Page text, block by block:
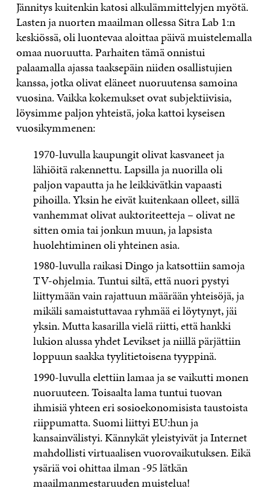
Jännitys kuitenkin katosi alkulämmittelyjen myötä.
Lasten ja nuorten maailman ollessa Sitra Lab 1:n
keskiössä, oli luontevaa aloittaa päivä muistelemalla
omaa nuoruutta. Parhaiten tämä onnistui
palaamalla ajassa taaksepäin niiden osallistujien
kanssa, jotka olivat eläneet nuoruutensa samoina
vuosina. Vaikka kokemukset ovat subjektiivisia,
löysimme paljon yhteistä, joka kattoi kyseisen
vuosikymmenen:
1970-luvulla kaupungit olivat kasvaneet ja
lähiöitä rakennettu. Lapsilla ja nuorilla oli
paljon vapautta ja he leikkivätkin vapaasti
pihoilla. Yksin he eivät kuitenkaan olleet, sillä
vanhemmat olivat auktoriteetteja – olivat ne
sitten omia tai jonkun muun, ja lapsista
huolehtiminen oli yhteinen asia.
1980-luvulla raikasi Dingo ja katsottiin samoja
TV-ohjelmia. Tuntui siltä, että nuori pystyi
liittymään vain rajattuun määrään yhteisöjä, ja
mikäli samaistuttavaa ryhmää ei löytynyt, jäi
yksin. Mutta kasarilla vielä riitti, että hankki
lukion alussa yhdet Levikset ja niillä pärjättiin
loppuun saakka tyylitietoisena tyyppinä.
1990-luvulla elettiin lamaa ja se vaikutti monen
nuoruuteen. Toisaalta lama tuntui tuovan
ihmisiä yhteen eri sosioekonomisista taustoista
riippumatta. Suomi liittyi EU:hun ja
kansainvälistyi. Kännykät yleistyivät ja Internet
mahdollisti virtuaalisen vuorovaikutuksen. Eikä
ysäriä voi ohittaa ilman -95 lätkän
maailmanmestaruuden muistelua!